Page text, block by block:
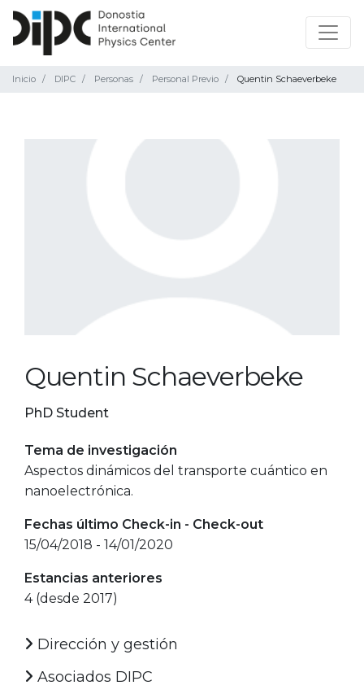
Inicio DIPC Personas Personal Previo Quentin Schaeverbeke
Quentin Schaeverbeke
PhD Student
Tema de investigación
Aspectos dinámicos del transporte cuántico en
nanoelectrónica.
Fechas último Check-in - Check-out
15/04/2018 - 14/01/2020
Estancias anteriores
4 (desde 2017)
Dirección y gestión
Asociados DIPC